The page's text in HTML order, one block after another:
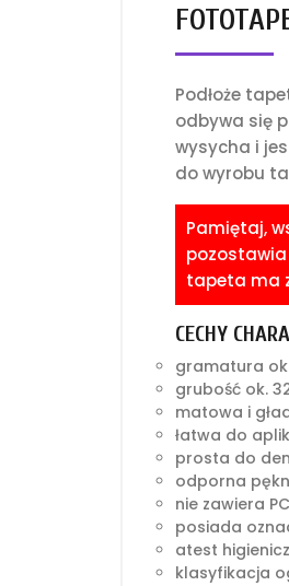
Podłoże
odbywa się
wysycha i
do wyrobu
Pamiętaj,
pozostawia
tapeta ma
CECHY
gramatura
grubość ok.
matowa i
łatwa do
prosta do
odporna
nie zawiera
posiada
atest
klasyfikacja